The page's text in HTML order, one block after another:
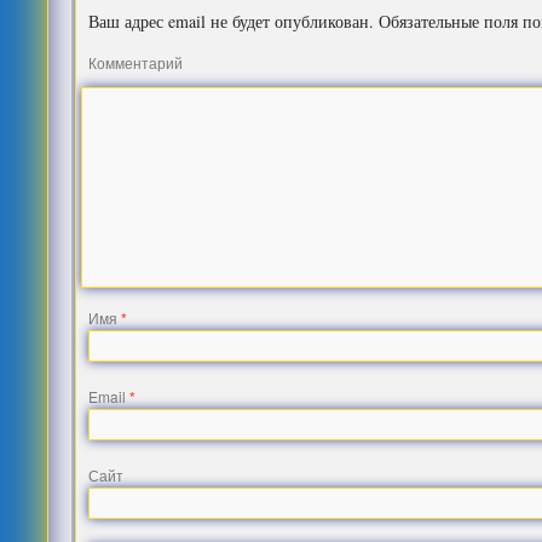
Ваш адрес email не будет опубликован. Обязательные поля
Комментарий
Имя*
Email*
Сайт